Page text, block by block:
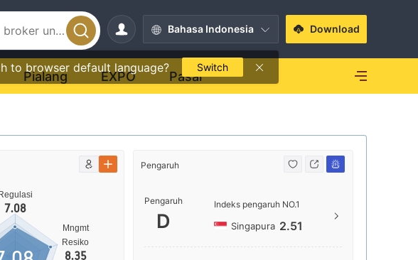
Bahasa Indonesia
to browser default language? Switch
Download
Pialang EXPO Pasar
7.08
Mngmt
Resiko
8.35
Pengaruh
Pengaruh
D
Indeks pengaruh NO.1
Singapura 2.51